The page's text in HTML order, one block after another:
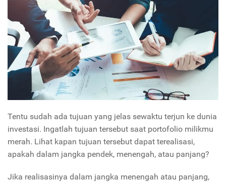
Tentu sudah ada tujuan yang jelas sewaktu terjun ke dunia
investasi. Ingatlah tujuan tersebut saat portofolio milikmu
merah. Lihat kapan tujuan tersebut dapat terealisasi,
apakah dalam jangka pendek, menengah, atau panjang?
Jika realisasinya dalam jangka menengah atau panjang,